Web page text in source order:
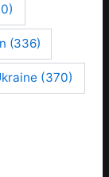
(336)
(370)